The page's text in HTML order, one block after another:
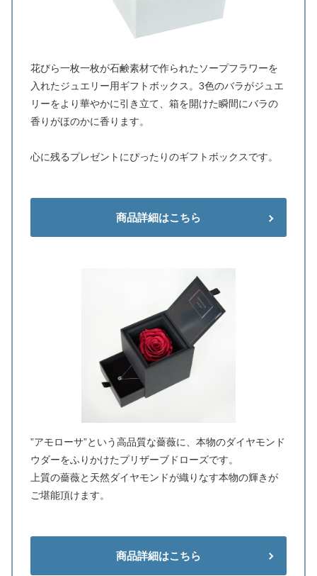
花びら一枚一枚が石鹸素材で作られたソープフラワーを
入れたジュエリー用ギフトボックス。3色のバラがジュエ
リーをより華やかに引き立て、箱を開けた瞬間にバラの
香りがほのかに香ります。
心に残るプレゼントにぴったりのギフトボックスです。
商品詳細はこちら
”アモローサ”という高品質な薔薇に、本物のダイヤモンド
ウダーをふりかけたプリザーブドローズです。
上質の薔薇と天然ダイヤモンドが織りなす本物の輝きが
ご堪能頂けます。
商品詳細はこちら